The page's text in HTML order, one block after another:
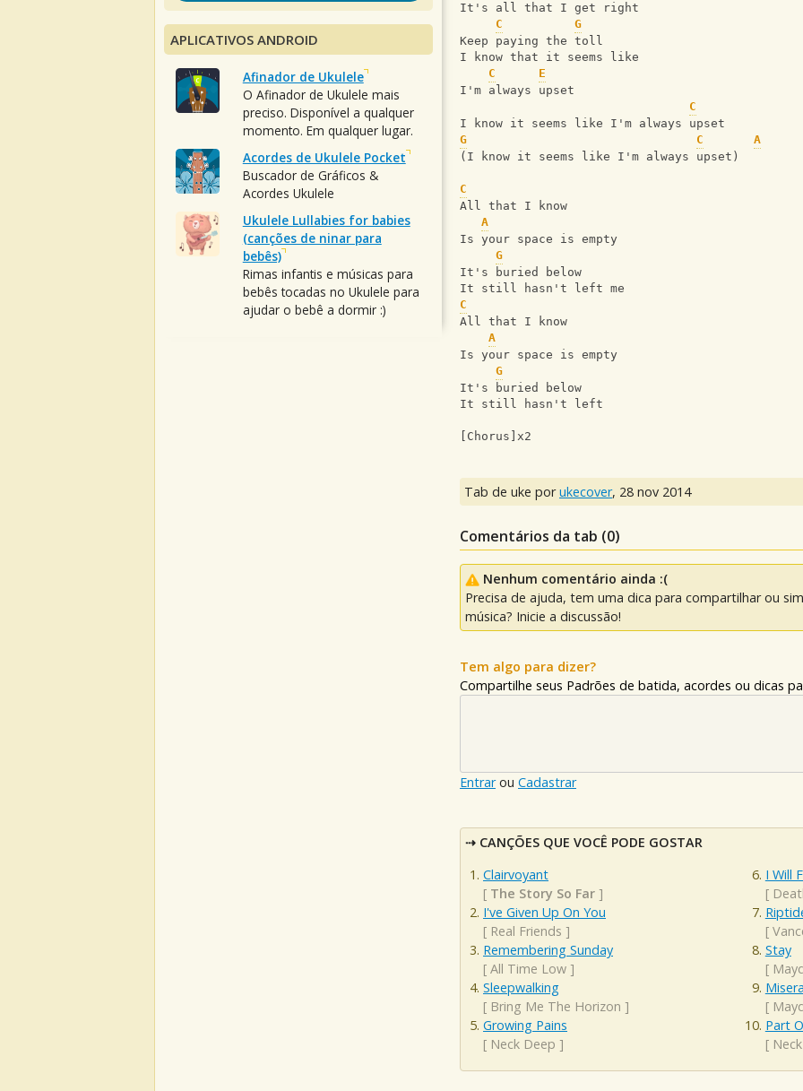
It's all that I get right
C
G
Keep paying the toll
I know that it seems like
C
E
I'm always upset
C
I know it seems like I'm always upset
G
C
A
(I know it seems like I'm always upset)
C
All that I know
A
Is your space is empty
G
It's buried below
It still hasn't left me
C
All that I know
A
Is your space is empty
G
It's buried below
It still hasn't left
[Chorus]x2
Tab de uke porukecover, 28 nov 2014
Comentários da tab (0)
Nenhum comentário ainda :(
Precisa de ajuda, tem uma dica para compartilhar ou
música? Inicie a discussão!
Tem algo para dizer?
Compartilhe seus Padrões de batida, acordes ou dicas
Entrarou Cadastrar
CANÇÕES QUE VOCÊ PODE GOSTAR
Clairvoyant
[ The Story So Far ]
I've Given Up On You
[ Real Friends ]
Remembering Sunday
[ All Time Low ]
Sleepwalking
[ Bring Me The Horizon ]
Growing Pains
[ Neck Deep ]
I Will
[
[
Stay
[
[
Part
[
APLICATIVOS ANDROID
Afinador de Ukulele
O Afinador de Ukulele mais
preciso. Disponível a qualquer
momento. Em qualquer lugar.
Acordes de Ukulele Pocket
Buscador de Gráficos &
Acordes Ukulele
Ukulele Lullabies for babies
(canções de ninar para
bebês)
Rimas infantis e músicas para
bebês tocadas no Ukulele para
ajudar o bebê a dormir :)